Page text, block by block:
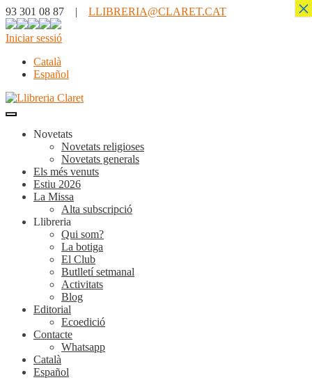
93 301 08 87 | LLIBRERIA@CLARET.CAT
Iniciar sessió
Català
Español
Novetats
Novetats religioses
Novetats generals
Els més venuts
Estiu 2026
La Missa
Alta subscripció
Llibreria
Qui som?
La botiga
El Club
Butlletí setmanal
Activitats
Blog
Editorial
Ecoedició
Contacte
Whatsapp
Català
Español
×